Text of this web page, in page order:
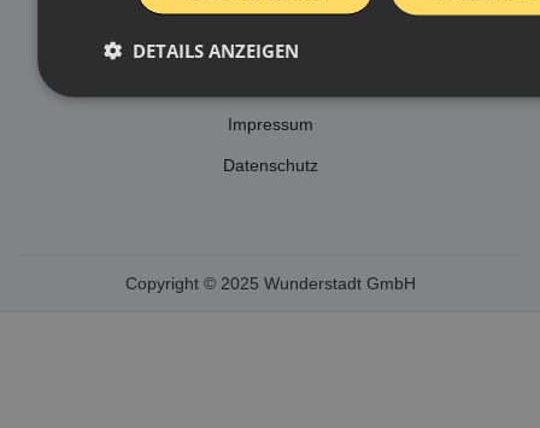
Impressum
Datenschutz
Copyright © 2025 Wunderstadt GmbH
DETAILS ANZEIGEN